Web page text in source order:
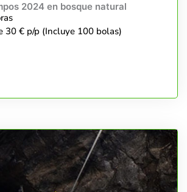
2024 en bosque natural
30 € p/p (Incluye 100 bolas)